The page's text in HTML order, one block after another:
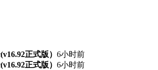
正式版） 6小时前
正式版） 6小时前